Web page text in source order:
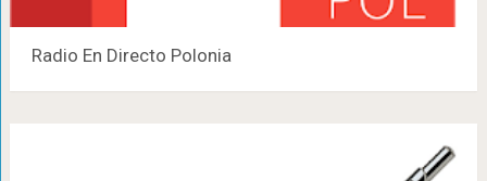
Radio En Directo Polonia